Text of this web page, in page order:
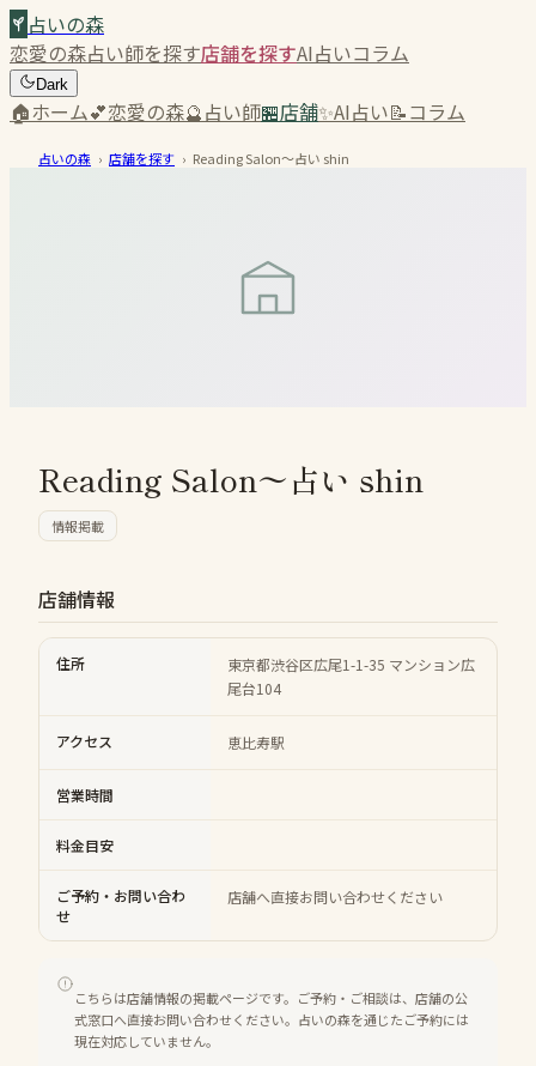
占いの森
恋愛の森占い師を探す店舗を探すAI占いコラム
Dark
🏠ホーム💕恋愛の森🔮占い師🏪店舗✨AI占い📝コラム
占いの森 › 店舗を探す › Reading Salon〜占い shin
Reading Salon〜占い shin
情報掲載
店舗情報
住所
東京都渋谷区広尾1-1-35 マンション広
尾台104
アクセス 恵比寿駅
営業時間
料金目安
ご予約・お問い合わ
せ
店舗へ直接お問い合わせください
こちらは店舗情報の掲載ページです。ご予約・ご相談は、店舗の公
式窓口へ直接お問い合わせください。占いの森を通じたご予約には
現在対応していません。